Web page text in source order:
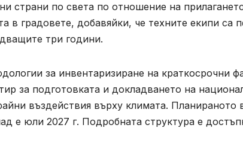
страни по света по отношение на
в градовете, добавяйки, че техните екипи са
три години.
за инвентаризиране на краткосрочни
за подготовката и докладването на
въздействия върху климата. Планираното
е юли 2027 г. Подробната структура е